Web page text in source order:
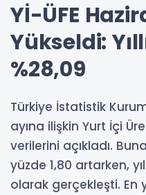
Yİ-ÜFE
Yükseldi:
%28,09
Türkiye İstatistik
ayına ilişkin Yurt İçi
verilerini açıkladı.
yüzde 1,80 artarken,
olarak gerçekleşti. En